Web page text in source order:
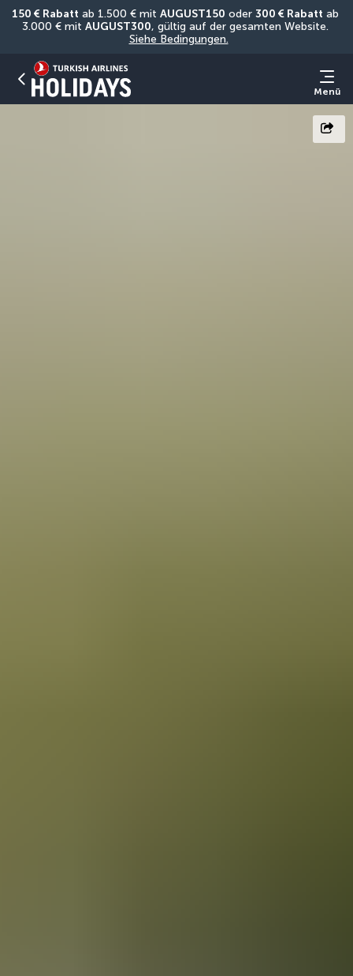
150 € Rabatt ab 1.500 € mit AUGUST150 oder 300 € Rabatt ab
3.000 € mit AUGUST300
Siehe Bedingungen.
Menü